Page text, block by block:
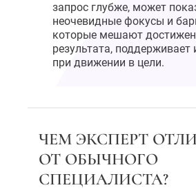
запрос глубже, может
неочевидные фокусы и
которые мешают
результата, поддерживает
при движении в цели.
ЧЕМ ЭКСПЕРТ
ОТ ОБЫЧНОГО
СПЕЦИАЛИСТА?